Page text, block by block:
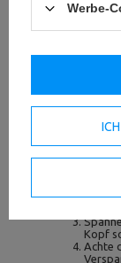
Als eine der
der
egal ob du
trainierst.
körperliche
Ausführung:
Lege
ege
Kopf
Achte
Werbe-